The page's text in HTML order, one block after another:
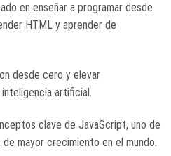
en enseñar a programar desde
HTML y aprender de
desde cero y elevar
artificial.
clave de JavaScript, uno de
mayor crecimiento en el mundo.